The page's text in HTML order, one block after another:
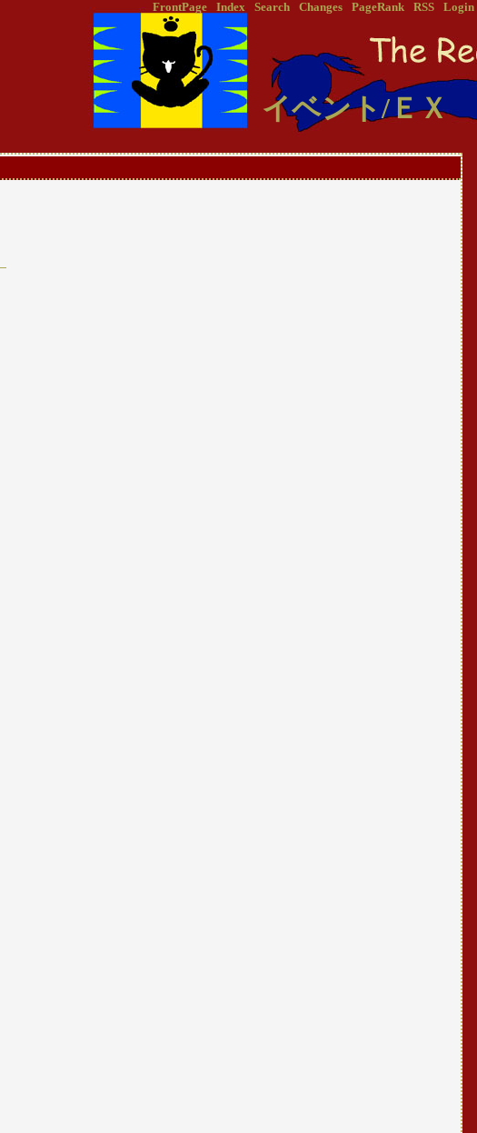
FrontPage Index Search Changes PageRank RSS Login
イベント/ＥＸ